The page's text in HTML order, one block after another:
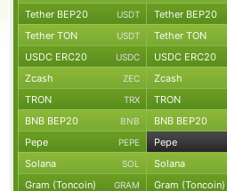
Tether BEP20 USDT Tether BEP20
Tether TON USDT Tether TON
USDC ERC20 USDC USDC ERC20
Zcash ZEC Zcash
TRON TRX TRON
BNB BEP20 BNB BNB BEP20
Pepe PEPE Pepe
Solana SOL Solana
Gram (Toncoin) GRAM Gram (Toncoin)